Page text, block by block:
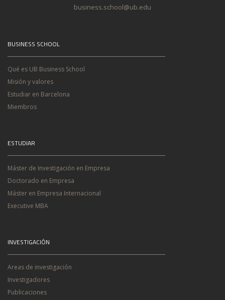
business.school@ub.edu
BUSINESS SCHOOL
Qué es UB Business School
Misión y valores
Estudiar en Barcelona
Miembros
ESTUDIAR
Máster de Investigación en Empresa
Doctorado en Empresa
Máster en Empresa Internacional
Executive MBA
INVESTIGACIÓN
Areas de investigación
Investigadores
Publicaciones